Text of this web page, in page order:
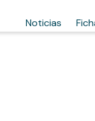
Noticias